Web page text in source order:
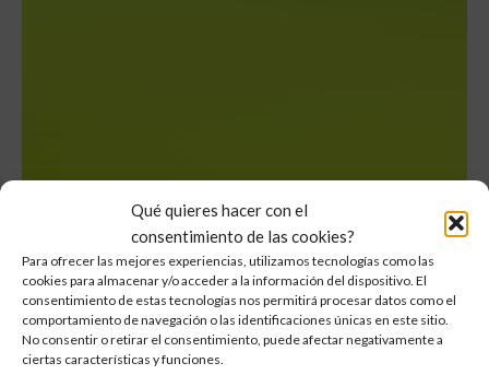
Qué quieres hacer con el
consentimiento de las cookies?
Para ofrecer las mejores experiencias, utilizamos tecnologías como las
cookies para almacenar y/o acceder a la información del dispositivo. El
consentimiento de estas tecnologías nos permitirá procesar datos como el
comportamiento de navegación o las identificaciones únicas en este sitio.
No consentir o retirar el consentimiento, puede afectar negativamente a
ciertas características y funciones.
Presupuesto